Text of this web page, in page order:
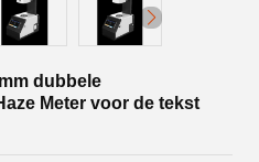
dubbele
Meter voor de tekst